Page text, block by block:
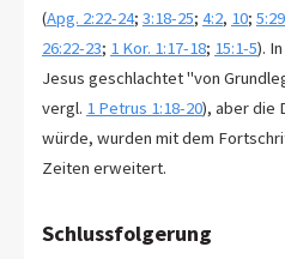
(Apg. 2:22-24; 3:18-25; 4:2, 10;
26:22-23; 1 Kor. 1:17-18; 15:1-5).
Jesus geschlachtet "von
vergl. 1 Petrus 1:18-20), aber die
würde, wurden mit dem
Zeiten erweitert.
Schlussfolgerung